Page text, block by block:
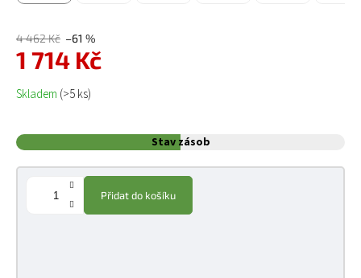
4 462 Kč –61 %
1 714 Kč
Měrná cena:
Skladem (>5 ks)
Stav zásob
Přidat do košíku